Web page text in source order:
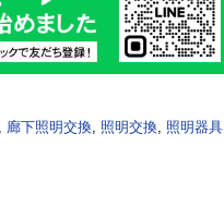
廊下照明交換 照明交換 照明器具